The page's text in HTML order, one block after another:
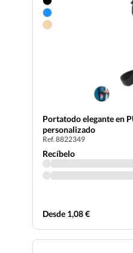
Portatodo elegante en
personalizado
Ref. 8822349
Recíbelo
Desde 1,08 €